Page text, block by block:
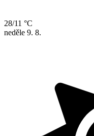
28/11 °C
neděle 9. 8.